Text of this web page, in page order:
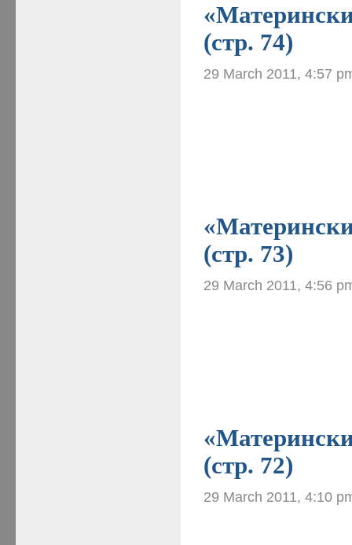
(стр. 74)
29 March 2011, 4:57
(стр. 73)
29 March 2011, 4:56
(стр. 72)
29 March 2011, 4:10